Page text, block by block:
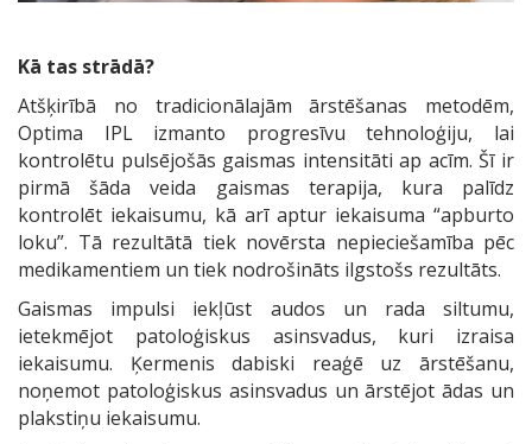
Kā tas strādā?
Atšķirībā no tradicionālajām ārstēšanas metodēm,
Optima IPL izmanto progresīvu tehnoloģiju, lai
kontrolētu pulsējošās gaismas intensitāti ap acīm. Šī ir
pirmā šāda veida gaismas terapija, kura palīdz
kontrolēt iekaisumu, kā arī aptur iekaisuma “apburto
loku”. Tā rezultātā tiek novērsta nepieciešamība pēc
medikamentiem un tiek nodrošināts ilgstošs rezultāts.
Gaismas impulsi iekļūst audos un rada siltumu,
ietekmējot patoloģiskus asinsvadus, kuri izraisa
iekaisumu. Ķermenis dabiski reaģē uz ārstēšanu,
noņemot patoloģiskus asinsvadus un ārstējot ādas un
plakstiņu iekaisumu.